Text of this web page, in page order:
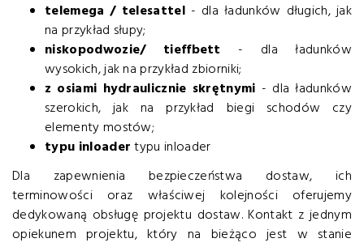
telemega / telesattel - dla ładunków długich, jak
na przykład słupy;
niskopodwozie/ tieffbett - dla ładunków
wysokich, jak na przykład zbiorniki;
z osiami hydraulicznie skrętnymi - dla ładunków
szerokich, jak na przykład biegi schodów czy
elementy mostów;
typu inloadertypu inloader
Dla zapewnienia bezpieczeństwa dostaw, ich
terminowości oraz właściwej kolejności oferujemy
dedykowaną obsługę projektu dostaw. Kontakt z jednym
opiekunem projektu, który na bieżąco jest w stanie